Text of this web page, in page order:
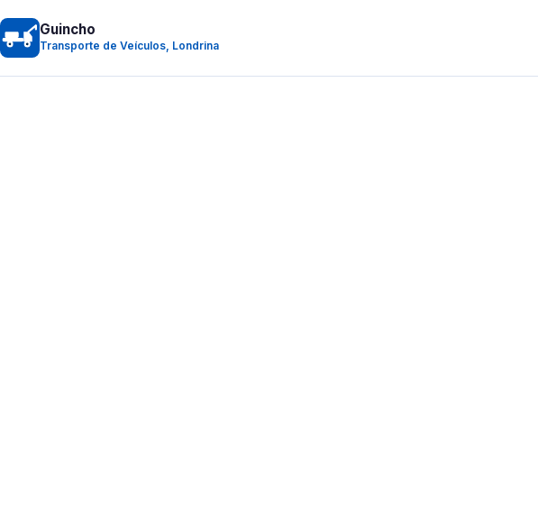
Guincho
Transporte de Veículos, Londrina